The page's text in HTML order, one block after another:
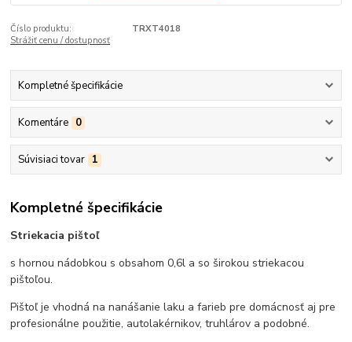
Číslo produktu:
TRXT4018
Strážiť cenu / dostupnosť
Kompletné špecifikácie
Komentáre 0
Súvisiaci tovar 1
Kompletné špecifikácie
Striekacia pištoľ
s hornou nádobkou s obsahom 0,6l a so širokou striekacou
pištoľou.
Pištoľ je vhodná na nanášanie laku a farieb pre domácnosť aj pre
profesionálne použitie, autolakérnikov, truhlárov a podobné.